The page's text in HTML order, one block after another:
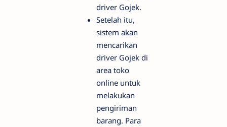
driver Gojek.
Setelah itu,
sistem akan
mencarikan
driver Gojek di
area toko
online untuk
melakukan
pengiriman
barang. Para